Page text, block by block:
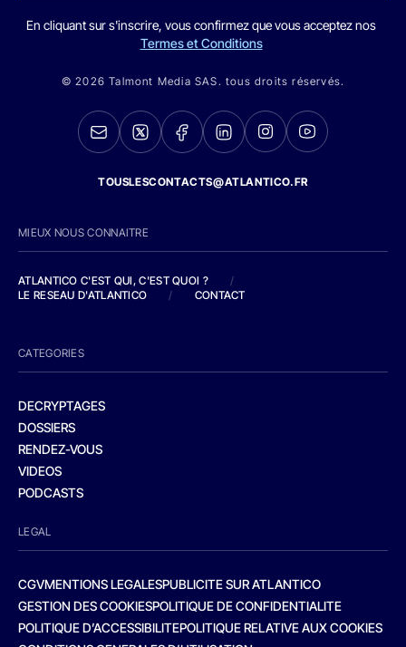
En cliquant sur s'inscrire, vous confirmez que vous acceptez nos
Termes et Conditions
© 2026 Talmont Media SAS. tous droits réservés.
TOUSLESCONTACTS@ATLANTICO.FR
MIEUX NOUS CONNAITRE
ATLANTICO C'EST QUI, C'EST QUOI ?
/
LE RESEAU D'ATLANTICO
/ CONTACT
CATEGORIES
DECRYPTAGES
DOSSIERS
RENDEZ-VOUS
VIDEOS
PODCASTS
LEGAL
CGVMENTIONS LEGALESPUBLICITE SUR ATLANTICO
GESTION DES COOKIESPOLITIQUE DE CONFIDENTIALITE
POLITIQUE D’ACCESSIBILITEPOLITIQUE RELATIVE AUX COOKIES